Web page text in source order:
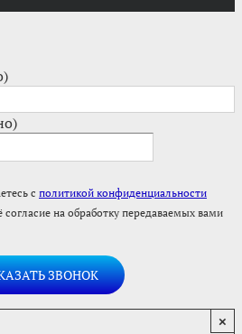
с политикой конфиденциальности
согласие на обработку передаваемых вами
×